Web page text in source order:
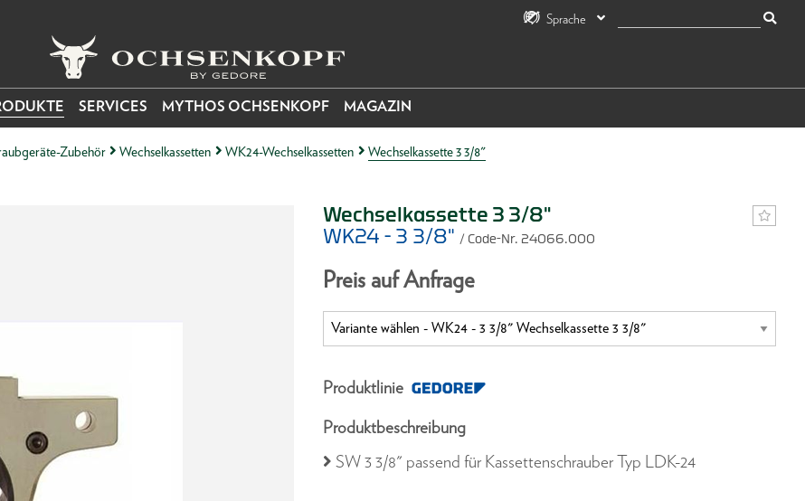
Sprache
SERVICES MYTHOS OCHSENKOPF MAGAZIN
Zubehör Wechselkassetten WK24-Wechselkassetten Wechselkassette 3 3/8"
Wechselkassette 3 3/8"
WK24 - 3 3/8" / Code-Nr. 24066.000
Preis auf Anfrage
Produktlinie
Produktbeschreibung
SW 3 3/8" passend für Kassettenschrauber Typ LDK-24